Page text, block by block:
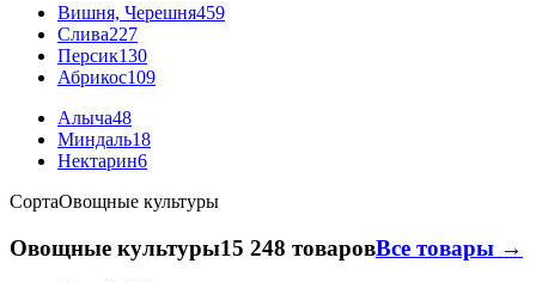
Вишня, Черешня459
Слива227
Персик130
Абрикос109
Алыча48
Миндаль18
Нектарин6
СортаОвощные культуры
Овощные культуры15 248 товаровВсе товары →